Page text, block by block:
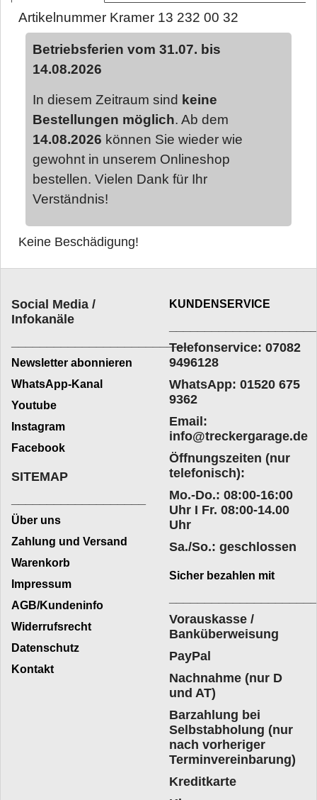
Artikelnummer Kramer 13 232 00 32
Betriebsferien vom 31.07. bis
14.08.2026
In diesem Zeitraum sind keine
Bestellungen möglich. Ab dem
14.08.2026 können Sie wieder wie
gewohnt in unserem Onlineshop
bestellen. Vielen Dank für Ihr
Verständnis!
Keine Beschädigung!
Social Media /
Infokanäle
_________________________
Newsletter abonnieren
WhatsApp-Kanal
Youtube
Instagram
Facebook
KUNDENSERVICE
Telefonservice: 07082
9496128
WhatsApp: 01520 675
9362
Email:
info@treckergarage.de
Öffnungszeiten (nur
telefonisch):
Mo.-Do.: 08:00-16:00
Uhr I Fr. 08:00-14.00
Uhr
Sa./So.: geschlossen
SITEMAP
Über uns
Zahlung und Versand
Warenkorb
Impressum
AGB/Kundeninfo
Widerrufsrecht
Datenschutz
Kontakt
Sicher bezahlen mit
Vorauskasse /
Banküberweisung
PayPal
Nachnahme (nur D
und AT)
Barzahlung bei
Selbstabholung (nur
nach vorheriger
Terminvereinbarung)
Kreditkarte